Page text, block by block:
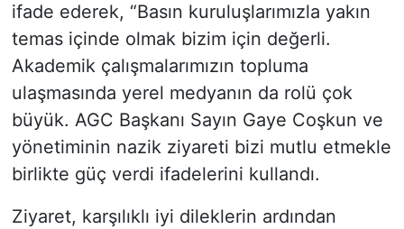
ifade ederek, “Basın kuruluşlarımızla yakın
temas içinde olmak bizim için değerli.
Akademik çalışmalarımızın topluma
ulaşmasında yerel medyanın da rolü çok
büyük. AGC Başkanı Sayın Gaye Coşkun ve
yönetiminin nazik ziyareti bizi mutlu etmekle
birlikte güç verdi ifadelerini kullandı.
Ziyaret, karşılıklı iyi dileklerin ardından